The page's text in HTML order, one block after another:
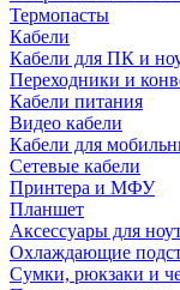
Термопасты
Кабели
Кабели для ПК и
Переходники и
Кабели питания
Видео кабели
Кабели для
Сетевые кабели
Принтера и МФУ
Планшет
Аксессуары для
Охлаждающие
Сумки, рюкзаки и